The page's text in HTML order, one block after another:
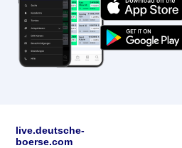
live.deutsche-
boerse.com